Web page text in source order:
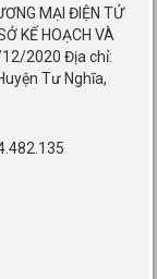
MẠI ĐIỆN TỬ
KẾ HOẠCH VÀ
12/2020 Địa chỉ:
Tư Nghĩa,